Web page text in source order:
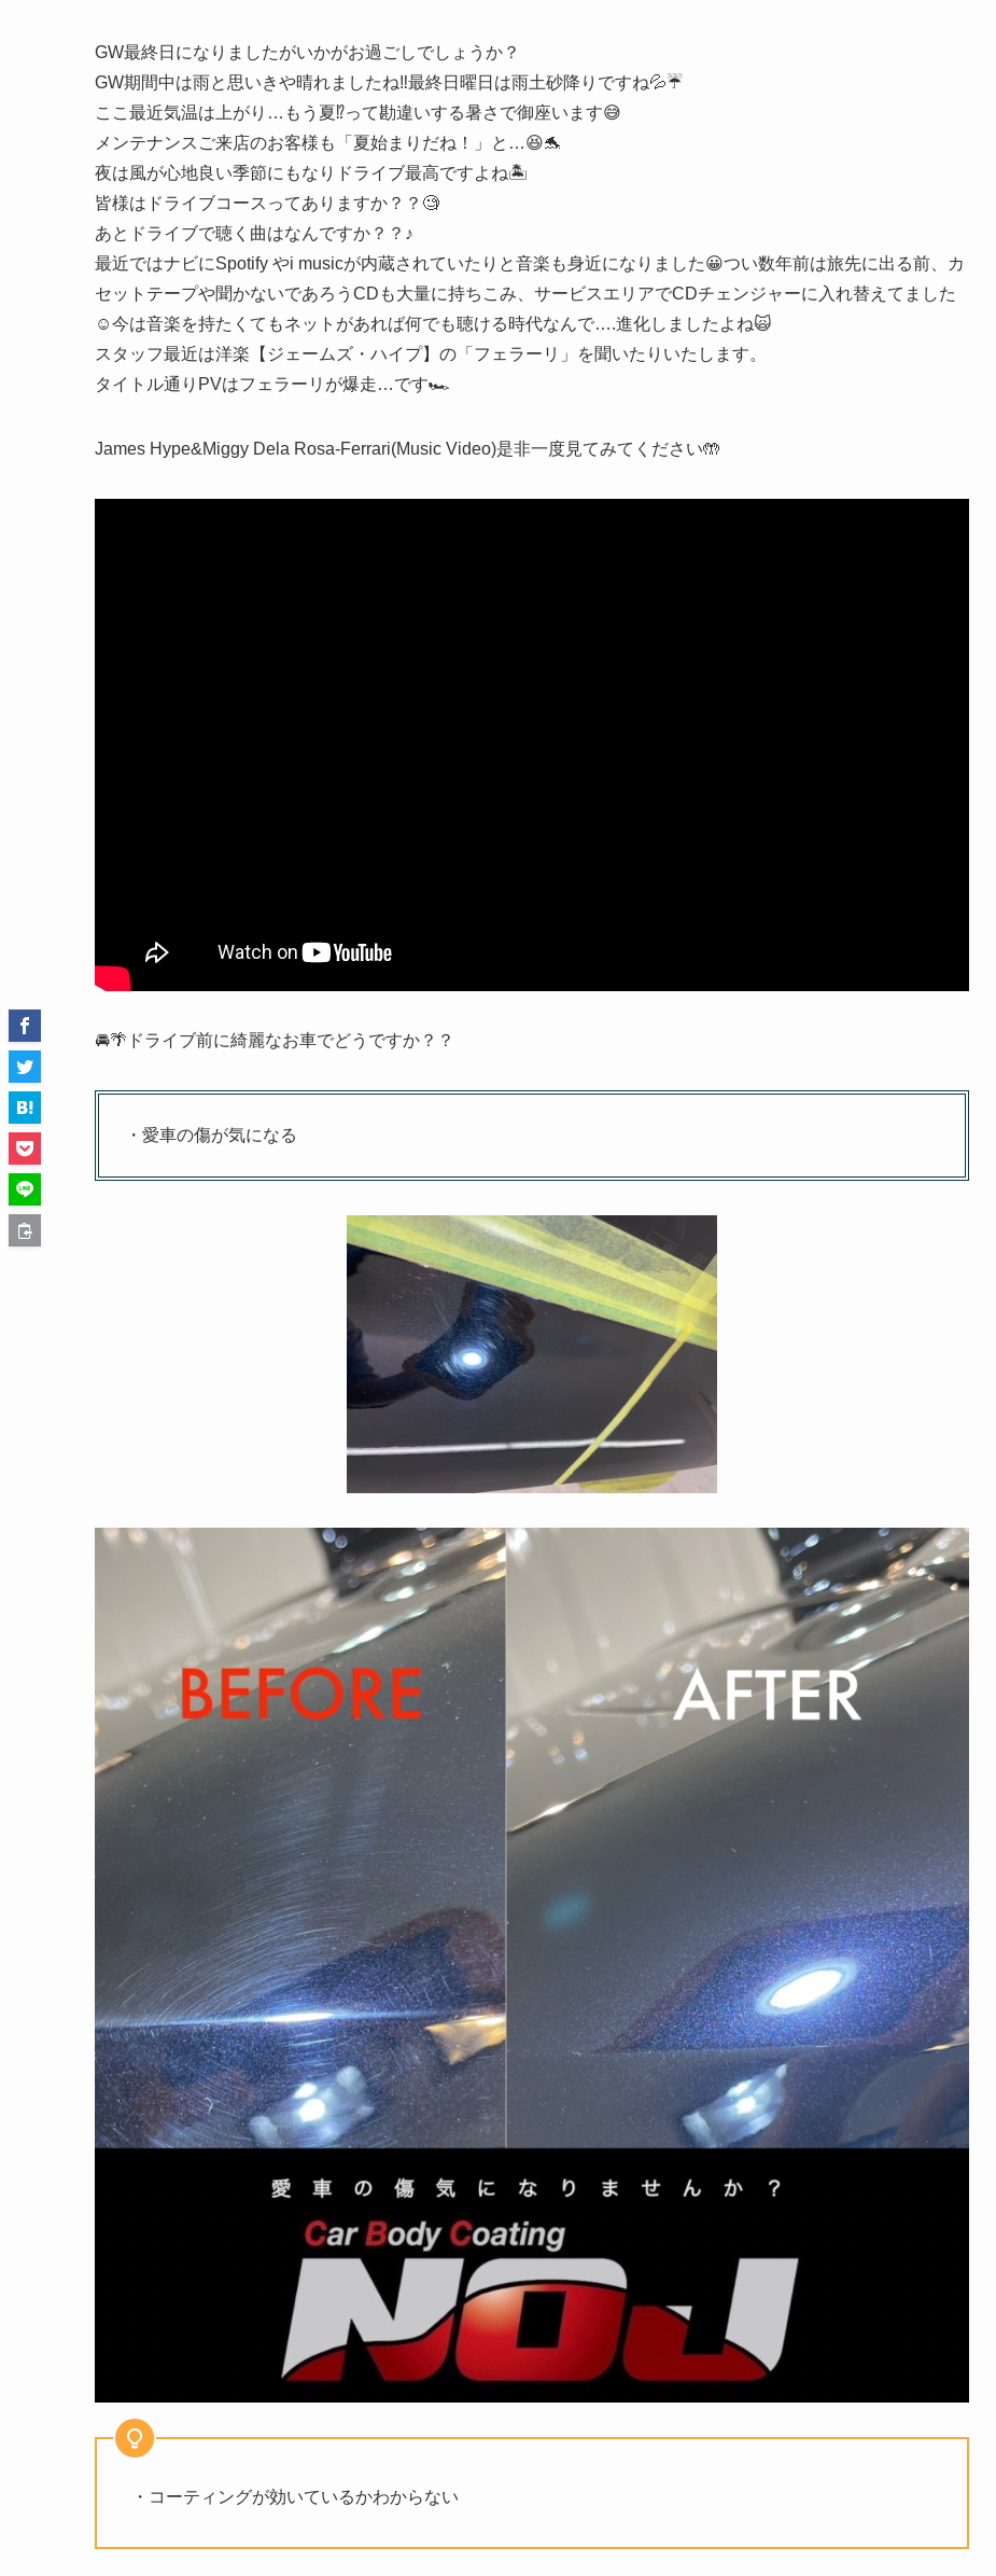
GW最終日になりましたがいかがお過ごしでしょうか？
GW期間中は雨と思いきや晴れましたね‼︎最終日曜日は雨土砂降りですね💦☔️
ここ最近気温は上がり…もう夏⁉︎って勘違いする暑さで御座います😅
メンテナンスご来店のお客様も「夏始まりだね！」と…😆🐬
夜は風が心地良い季節にもなりドライブ最高ですよね🏝
皆様はドライブコースってありますか？？🧐
あとドライブで聴く曲はなんですか？？♪
最近ではナビにSpotify やi musicが内蔵されていたりと音楽も身近になりました😀つい数年前は旅先に出る前、カ
セットテープや聞かないであろうCDも大量に持ちこみ、サービスエリアでCDチェンジャーに入れ替えてました
☺️今は音楽を持たくてもネットがあれば何でも聴ける時代なんで….進化しましたよね🙀
スタッフ最近は洋楽【ジェームズ・ハイプ】の「フェラーリ」を聞いたりいたします。
タイトル通りPVはフェラーリが爆走…です🏎
James Hype&Miggy Dela Rosa-Ferrari(Music Video)是非一度見てみてください🤲
🚘🌴ドライブ前に綺麗なお車でどうですか？？
・愛車の傷が気になる
・コーティングが効いているかわからない